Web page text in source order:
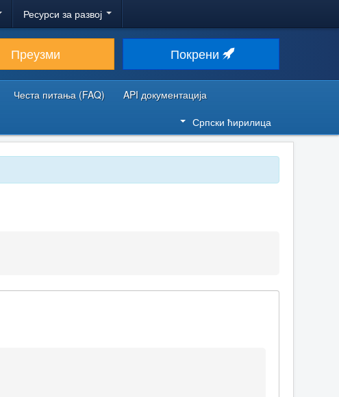
Ресурси за развој
Преузми Покрени
Честа питања (FAQ)
API документација
Српски ћирилица